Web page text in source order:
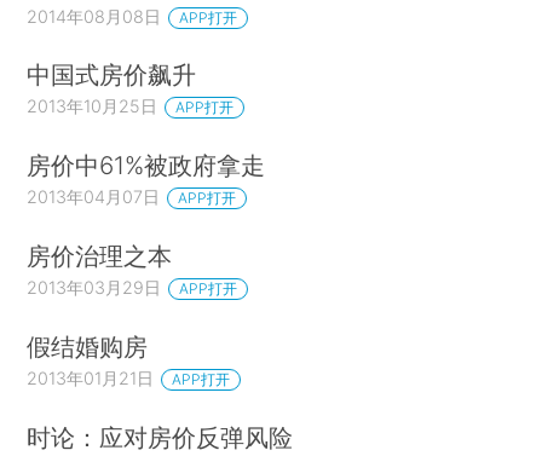
2014年08月08日 APP打开
中国式房价飙升
2013年10月25日 APP打开
房价中61%被政府拿走
2013年04月07日 APP打开
房价治理之本
2013年03月29日 APP打开
假结婚购房
2013年01月21日 APP打开
时论：应对房价反弹风险